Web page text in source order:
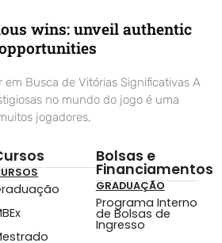
wins: unveil authentic
Busca de Vitórias Significativas A
no mundo do jogo é uma
jogadores,
Bolsas e
Financiamentos
GRADUAÇÃO
Programa Interno
de Bolsas de
Ingresso